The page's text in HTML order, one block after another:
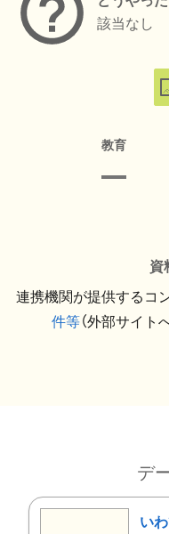
該当なし
教育
資
連携機関が提供するコ
件等（外部サイト
デ
い